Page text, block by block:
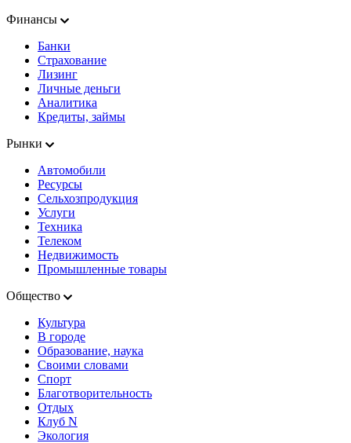
Финансы
Банки
Страхование
Лизинг
Личные деньги
Аналитика
Кредиты, займы
Рынки
Автомобили
Ресурсы
Сельхозпродукция
Услуги
Техника
Телеком
Недвижимость
Промышленные товары
Общество
Культура
В городе
Образование, наука
Своими словами
Спорт
Благотворительность
Отдых
Клуб N
Экология